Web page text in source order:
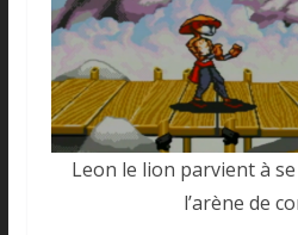
Leon le lion parvient à
l’arène de